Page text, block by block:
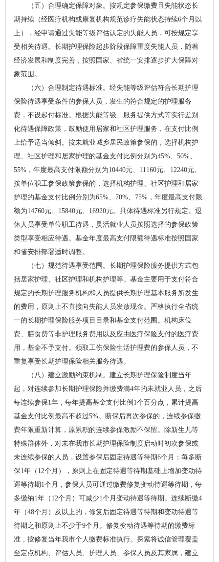
（五）合理确定保障对象。按规定参保缴费且失能状态长
期持续（经医疗机构或康复机构规范诊疗失能状态持续6个月以
上），经申请通过失能等级评估认定的失能人员，可按规定享
受相关待遇。长期护理保险起步阶段保障重度失能人员，随着
经济发展和制度完善，按照国家、省统一安排逐步扩大保障对
象范围。
（六）合理制定待遇标准。经失能等级评估符合长期护理
保险待遇享受条件的参保人员，发生的符合规定的护理服务
费，不设起付标准。根据失能等级、服务提供方式等实行差别
化待遇保障政策，鼓励使用居家和社区护理服务，在支付比例
上给予适当倾斜。按未就业城乡居民政策参保的，选择机构护
理、社区护理和居家护理的基金支付比例分别为45%、50%、
55%，年度最高支付限额分别为10440元、11160元、12240元。
按单位职工参保政策参保的，选择机构护理、社区护理和居家
护理的基金支付比例分别为65%、70%、75%，年度最高支付限
额为14760元、15840元、16920元。具体待遇标准另行规定。退
休人员享受单位职工待遇，灵活就业人员按照选择的参保政策
类型享受相应待遇。基金年度最高支付限额待遇标准按照国家
和省安排部署适时调整。
（七）规范待遇享受范围。长期护理保险服务提供方式包
括居家护理、社区护理和机构护理等。基金主要用于支付符合
规定的长期护理服务机构和人员提供长期护理基本服务所发生
的费用，原则上不直接向失能人员发放现金。严格执行全省统
一的长期护理保险服务项目目录和基金支付范围。机构床位
费、膳食费等非护理服务费用以及应由医疗保险支付的医疗费
用，基金不予支付。领取工伤保险生活护理费的参保人员，不
重复享受长期护理保险相关服务待遇。
（八）建立激励约束机制。建立长期护理保险制度当年
起，对连续参加长期护理保险并缴费满4年的未就业人员，之后
每连续参保1年，每年提高基金支付比例1个百分点，累计提高
基金支付比例最高不超过5%。断保后再次参保的，连续参保缴
费年限重新计算，原累积的连续参保激励不保留。除新生儿等
特殊群体外，对未在我市长期护理保险制度启动时初次参保或
未连续参保的人员，设置参保后固定待遇等待期6个月；每多断
保1年（12个月），原则上在固定待遇等待期基础上增加变动待
遇等待期1个月，参保人员可通过缴费修复变动待遇等待期，每
多缴纳1年（12个月）可减少1个月变动待遇等待期。连续断缴4
年（48个月）及以上的，修复后固定待遇等待期和变动待遇等
待期之和原则上不少于9个月。修复变动待遇等待期的缴费标
准，按修复当年我市个人缴费标准执行。探索将诚信管理覆盖
至定点机构、评估人员、护理人员、参保人员及其家属，建立